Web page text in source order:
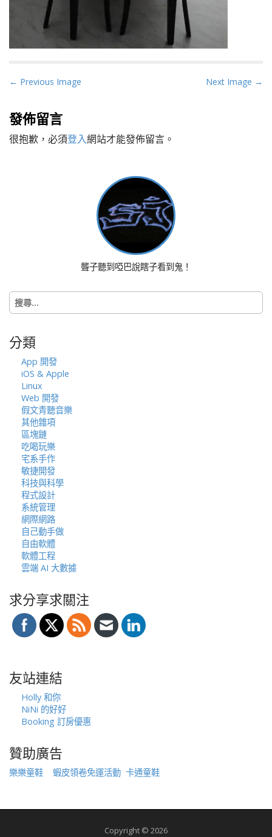
P
s
t
n
← Previous Image Next Image →
發佈留言
很抱歉，必須登入網站才能發佈留言。
聾子聽到啞巴說瞎子看到鬼！
搜
尋
字:
分類
App 開發
iOS & Apple
Linux
Web 開發
假文青聽音樂
其他雜項
區塊鏈
吃喝玩樂
宅系手作
敏捷開發
科技與科學
程式設計
系統管理
網際網路
自己動手做
自由軟體
軟體工程
雲端 AI 大數據
求分享求關注
友站連結
Holly 和你
NiNi 的好好
Booking 訂房優惠
贊助廣告
樂樂童鞋 蝦皮領卷免運活動 卡通童鞋
Copyright © 2026